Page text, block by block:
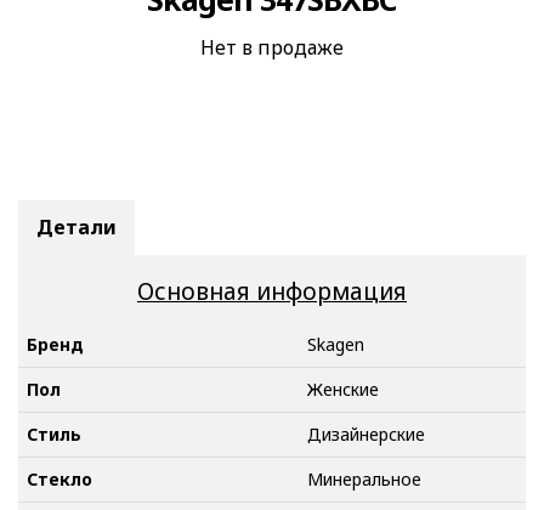
Нет в продаже
Детали
Основная информация
Бренд
Skagen
Пол
Женские
Стиль
Дизайнерские
Стекло
Минеральное